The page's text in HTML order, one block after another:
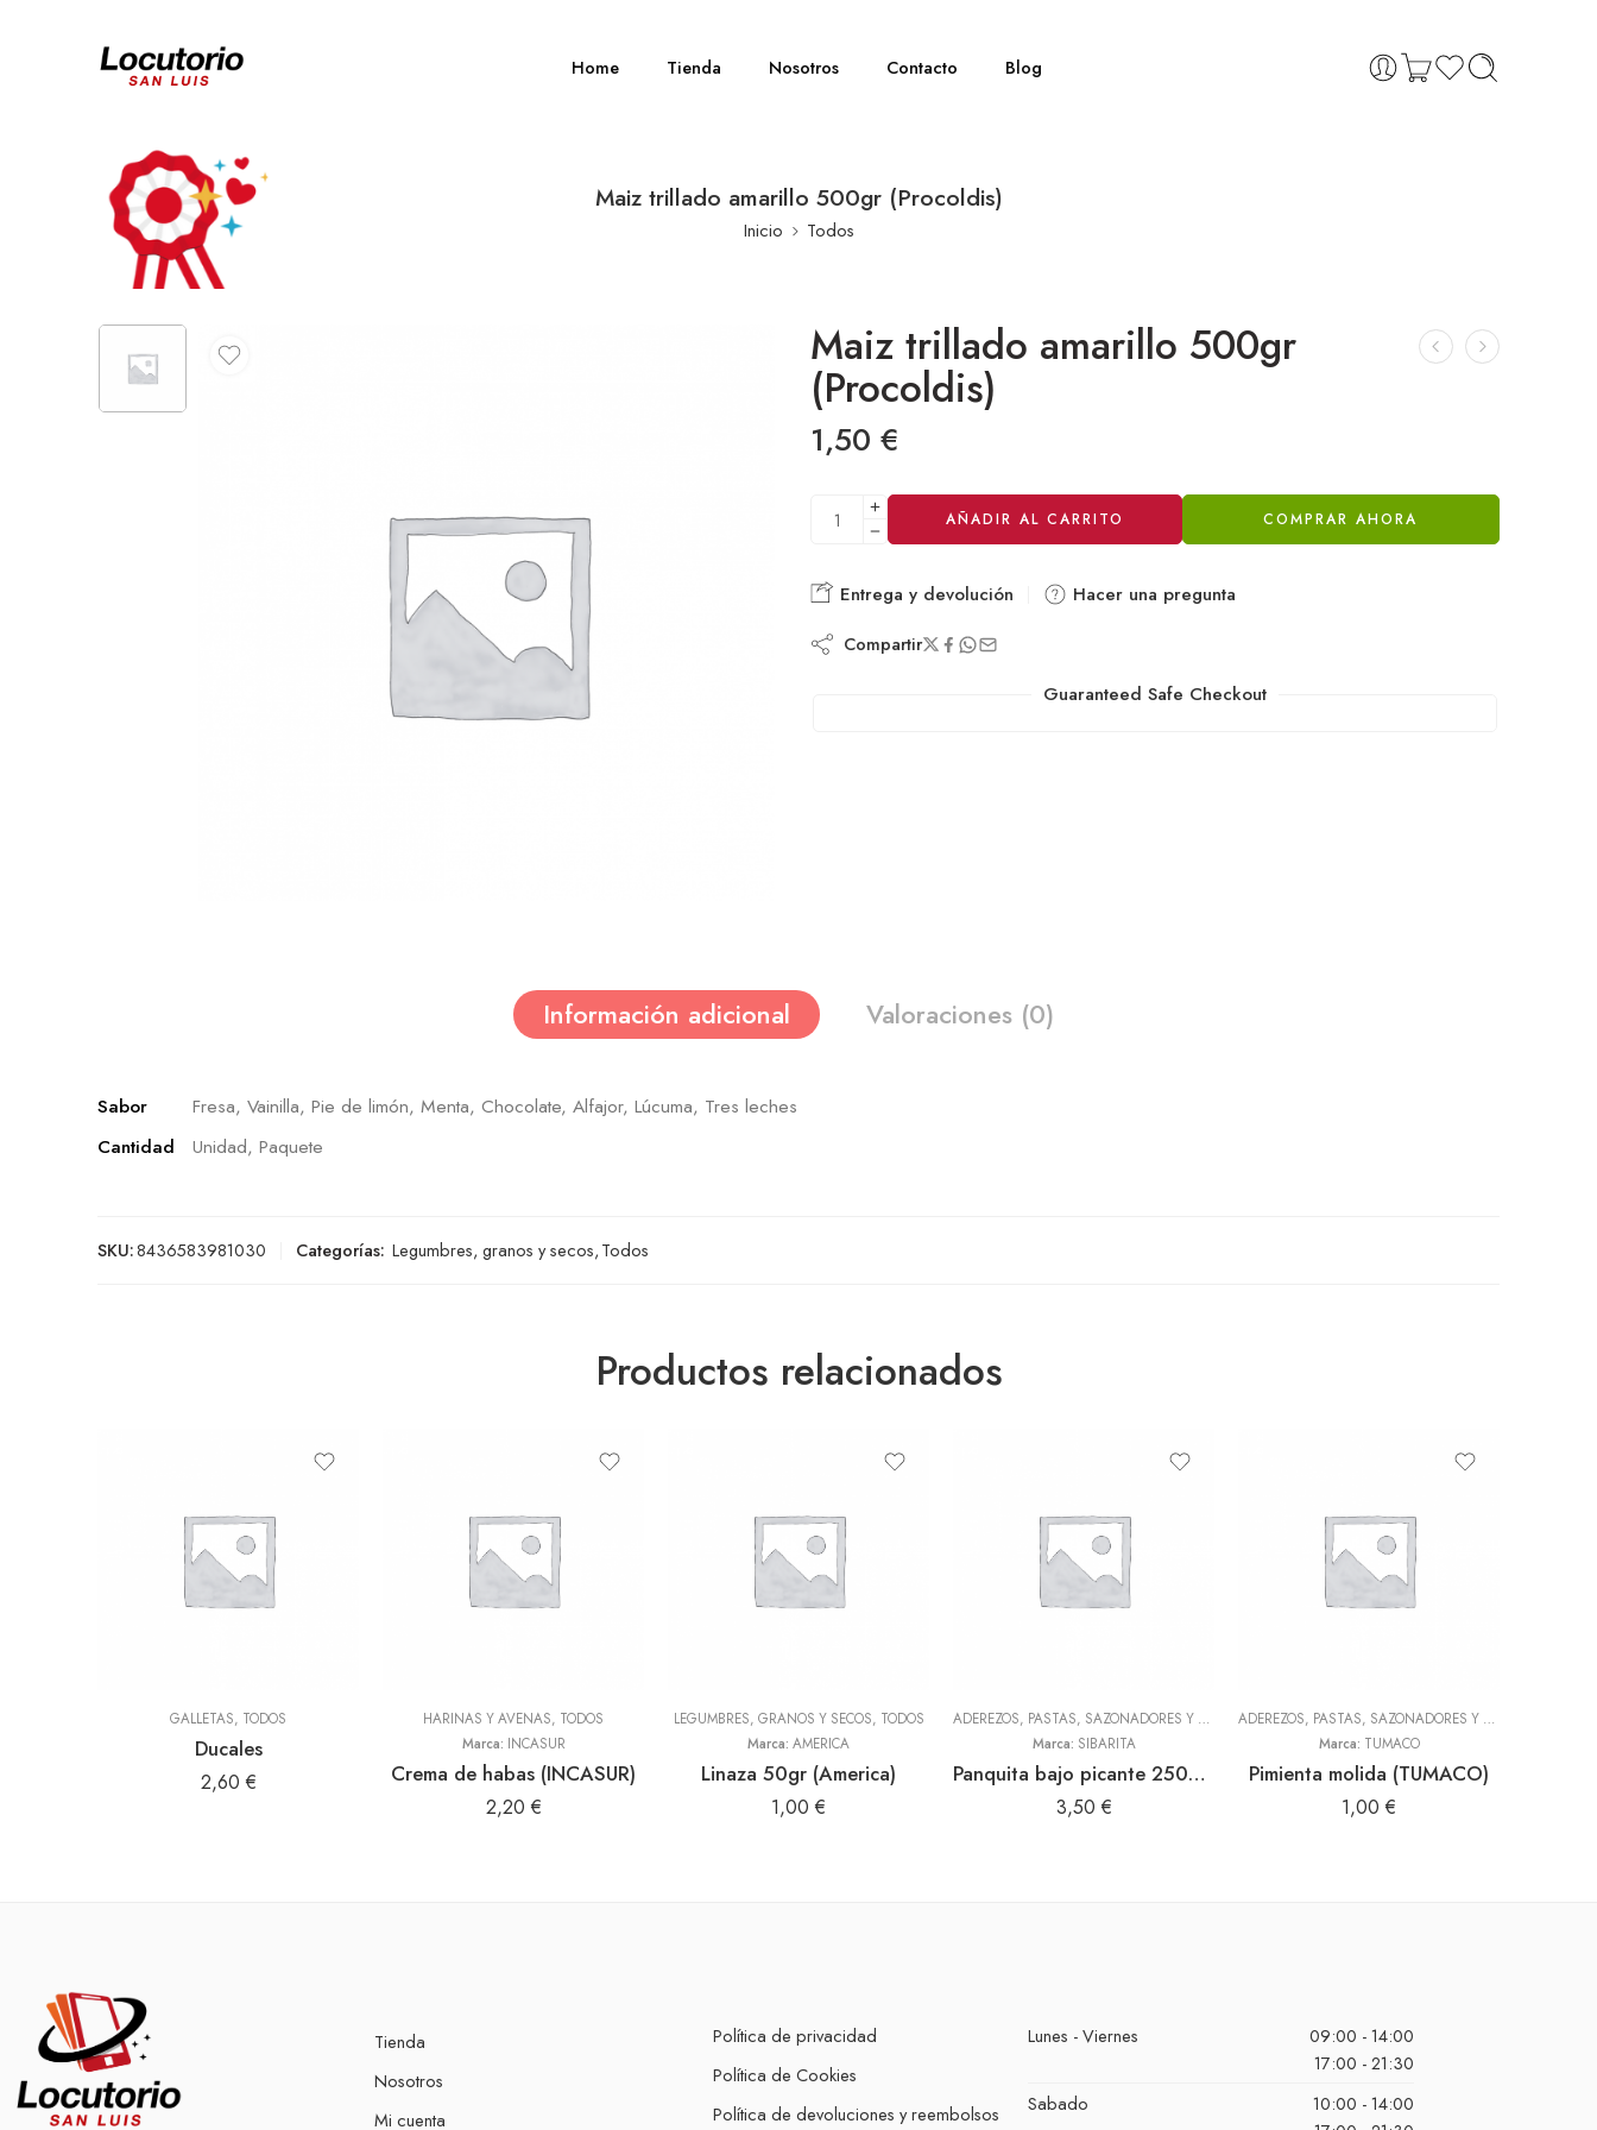
Home Tienda Nosotros Contacto Blog
Maiz trillado amarillo 500gr (Procoldis)
Inicio Todos
Maiz trillado amarillo 500gr
(Procoldis)
1,50 €
AÑADIR AL CARRITO COMPRAR AHORA
Alternative:
Entrega y devolución Hacer una pregunta
Compartir
Guaranteed Safe Checkout
Información adicional Valoraciones (0)
Sabor
Fresa, Vainilla, Pie de limón, Menta, Chocolate, Alfajor, Lúcuma, Tres leches
Cantidad
Unidad, Paquete
SKU:8436583981030 Categorías: Legumbres, granos y secos,Todos
Productos relacionados
GALLETAS, TODOS
Ducales
2,60 €
HARINAS Y AVENAS, TODOS
Marca: INCASUR
Crema de habas (INCASUR)
2,20 €
LEGUMBRES, GRANOS Y SECOS, TODOS
Marca: AMERICA
Linaza 50gr (America)
1,00 €
ADEREZOS, PASTAS, SAZONADORES Y CONDIMENTOS ,TODOS
Marca: SIBARITA
Panquita bajo picante 250gr (Sibarita)
3,50 €
ADEREZOS, PASTAS, SAZONADORES Y CONDIMENTOS
Marca: TUMACO
Pimienta molida (TUMACO)
1,00 €
Tienda
Nosotros
Mi cuenta
Política de privacidad
Política de Cookies
Política de devoluciones y reembolsos
Lunes - Viernes
09:00 - 14:00
17:00 - 21:30
Sabado
10:00 - 14:00